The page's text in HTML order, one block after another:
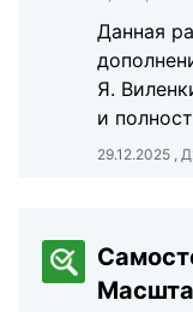
Данная
Я.
и
29.12.2025 ,